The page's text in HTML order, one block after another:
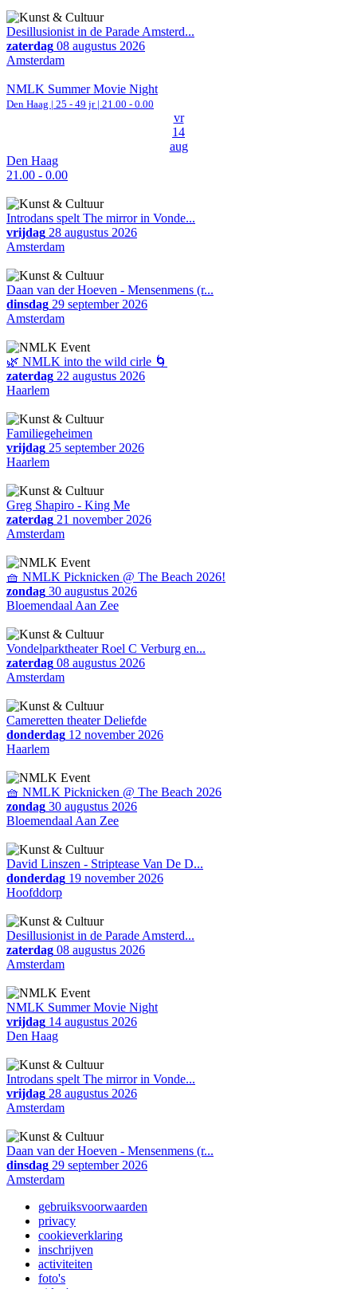
Desillusionist in de Parade Amsterd...
zaterdag 08 augustus 2026
Amsterdam
NMLK Summer Movie Night
Den Haag | 25 - 49 jr | 21.00 - 0.00
vr
14
aug
Den Haag
21.00 - 0.00
Introdans spelt The mirror in Vonde...
vrijdag 28 augustus 2026
Amsterdam
Daan van der Hoeven - Mensenmens (r...
dinsdag 29 september 2026
Amsterdam
🌿 NMLK into the wild cirle 🌀
zaterdag 22 augustus 2026
Haarlem
Familiegeheimen
vrijdag 25 september 2026
Haarlem
Greg Shapiro - King Me
zaterdag 21 november 2026
Amsterdam
🧺 NMLK Picknicken @ The Beach 2026!
zondag 30 augustus 2026
Bloemendaal Aan Zee
Vondelparktheater Roel C Verburg en...
zaterdag 08 augustus 2026
Amsterdam
Cameretten theater Deliefde
donderdag 12 november 2026
Haarlem
🧺 NMLK Picknicken @ The Beach 2026
zondag 30 augustus 2026
Bloemendaal Aan Zee
David Linszen - Striptease Van De D...
donderdag 19 november 2026
Hoofddorp
Desillusionist in de Parade Amsterd...
zaterdag 08 augustus 2026
Amsterdam
NMLK Summer Movie Night
vrijdag 14 augustus 2026
Den Haag
Introdans spelt The mirror in Vonde...
vrijdag 28 augustus 2026
Amsterdam
Daan van der Hoeven - Mensenmens (r...
dinsdag 29 september 2026
Amsterdam
gebruiksvoorwaarden
privacy
cookieverklaring
inschrijven
activiteiten
foto's